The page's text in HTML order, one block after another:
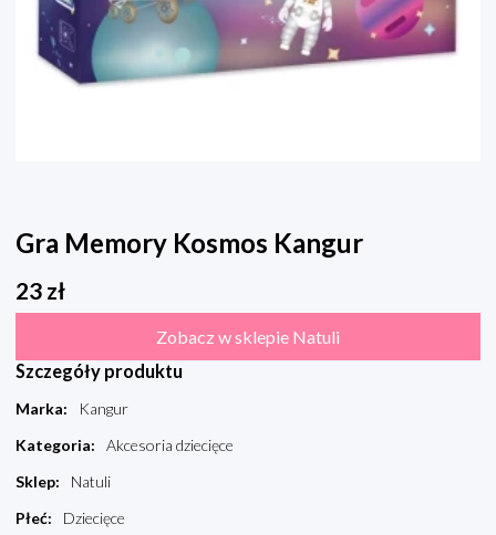
Gra Memory Kosmos Kangur
23 zł
Zobacz w sklepie Natuli
Szczegóły produktu
Marka:
Kangur
Kategoria:
Akcesoria dziecięce
Sklep:
Natuli
Płeć: Dziecięce